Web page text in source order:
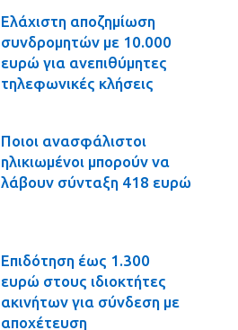
Ελάχιστη αποζημίωση
συνδρομητών με 10.000
ευρώ για ανεπιθύμητες
τηλεφωνικές κλήσεις
Ποιοι ανασφάλιστοι
ηλικιωμένοι μπορούν να
λάβουν σύνταξη 418 ευρώ
Επιδότηση έως 1.300
ευρώ στους ιδιοκτήτες
ακινήτων για σύνδεση με
αποχέτευση